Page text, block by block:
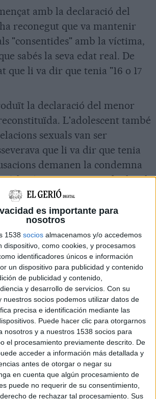
es importante para
nosotros
1538 socios almacenamos y/o accedemos
dispositivo, como cookies, y procesamos
identificadores únicos e información
un dispositivo para publicidad y contenido
de publicidad y contenido,
y desarrollo de servicios. Con su
nuestros socios podemos utilizar datos de
precisa e identificación mediante las
Puede hacer clic para otorgarnos
nosotros y a nuestros 1538 socios para
el procesamiento previamente descrito. De
acceder a información más detallada y
antes de otorgar o negar su
en cuenta que algún procesamiento de
puede no requerir de su consentimiento,
de rechazar tal procesamiento. Sus
amb la declaració del
reconegut que va mantenir
"consentides" amb la víctima,
sabés la seva edat real. De
que li va dir que tenia "16 o 17
la declaració del menor
L'adolescent també
sexuals van ser
que li va dir que tenia
demanen la condemna
la víctima no tenia edat legal
tenia 22 anys, i la
conèixer a través de l'aplicació
d'agost del 2023. El menor va
l'exploració a l'equip
tècnic penal, feta després de
que s'havia registrat a la
tenia ganes de contactar
seva edat i orientació sexual.
a parlar a través de
poc després van continuar les
i van quedar per
persona. La fiscalia i l'acusació